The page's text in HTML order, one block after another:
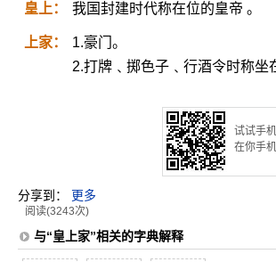
皇上： 我国封建时代称在位的皇帝 。
上家：
1.豪门。
2.打牌﹑掷色子﹑行酒令时称坐
试试手
在你手
分享到： 更多
阅读(3243次)
与“皇上家”相关的字典解释